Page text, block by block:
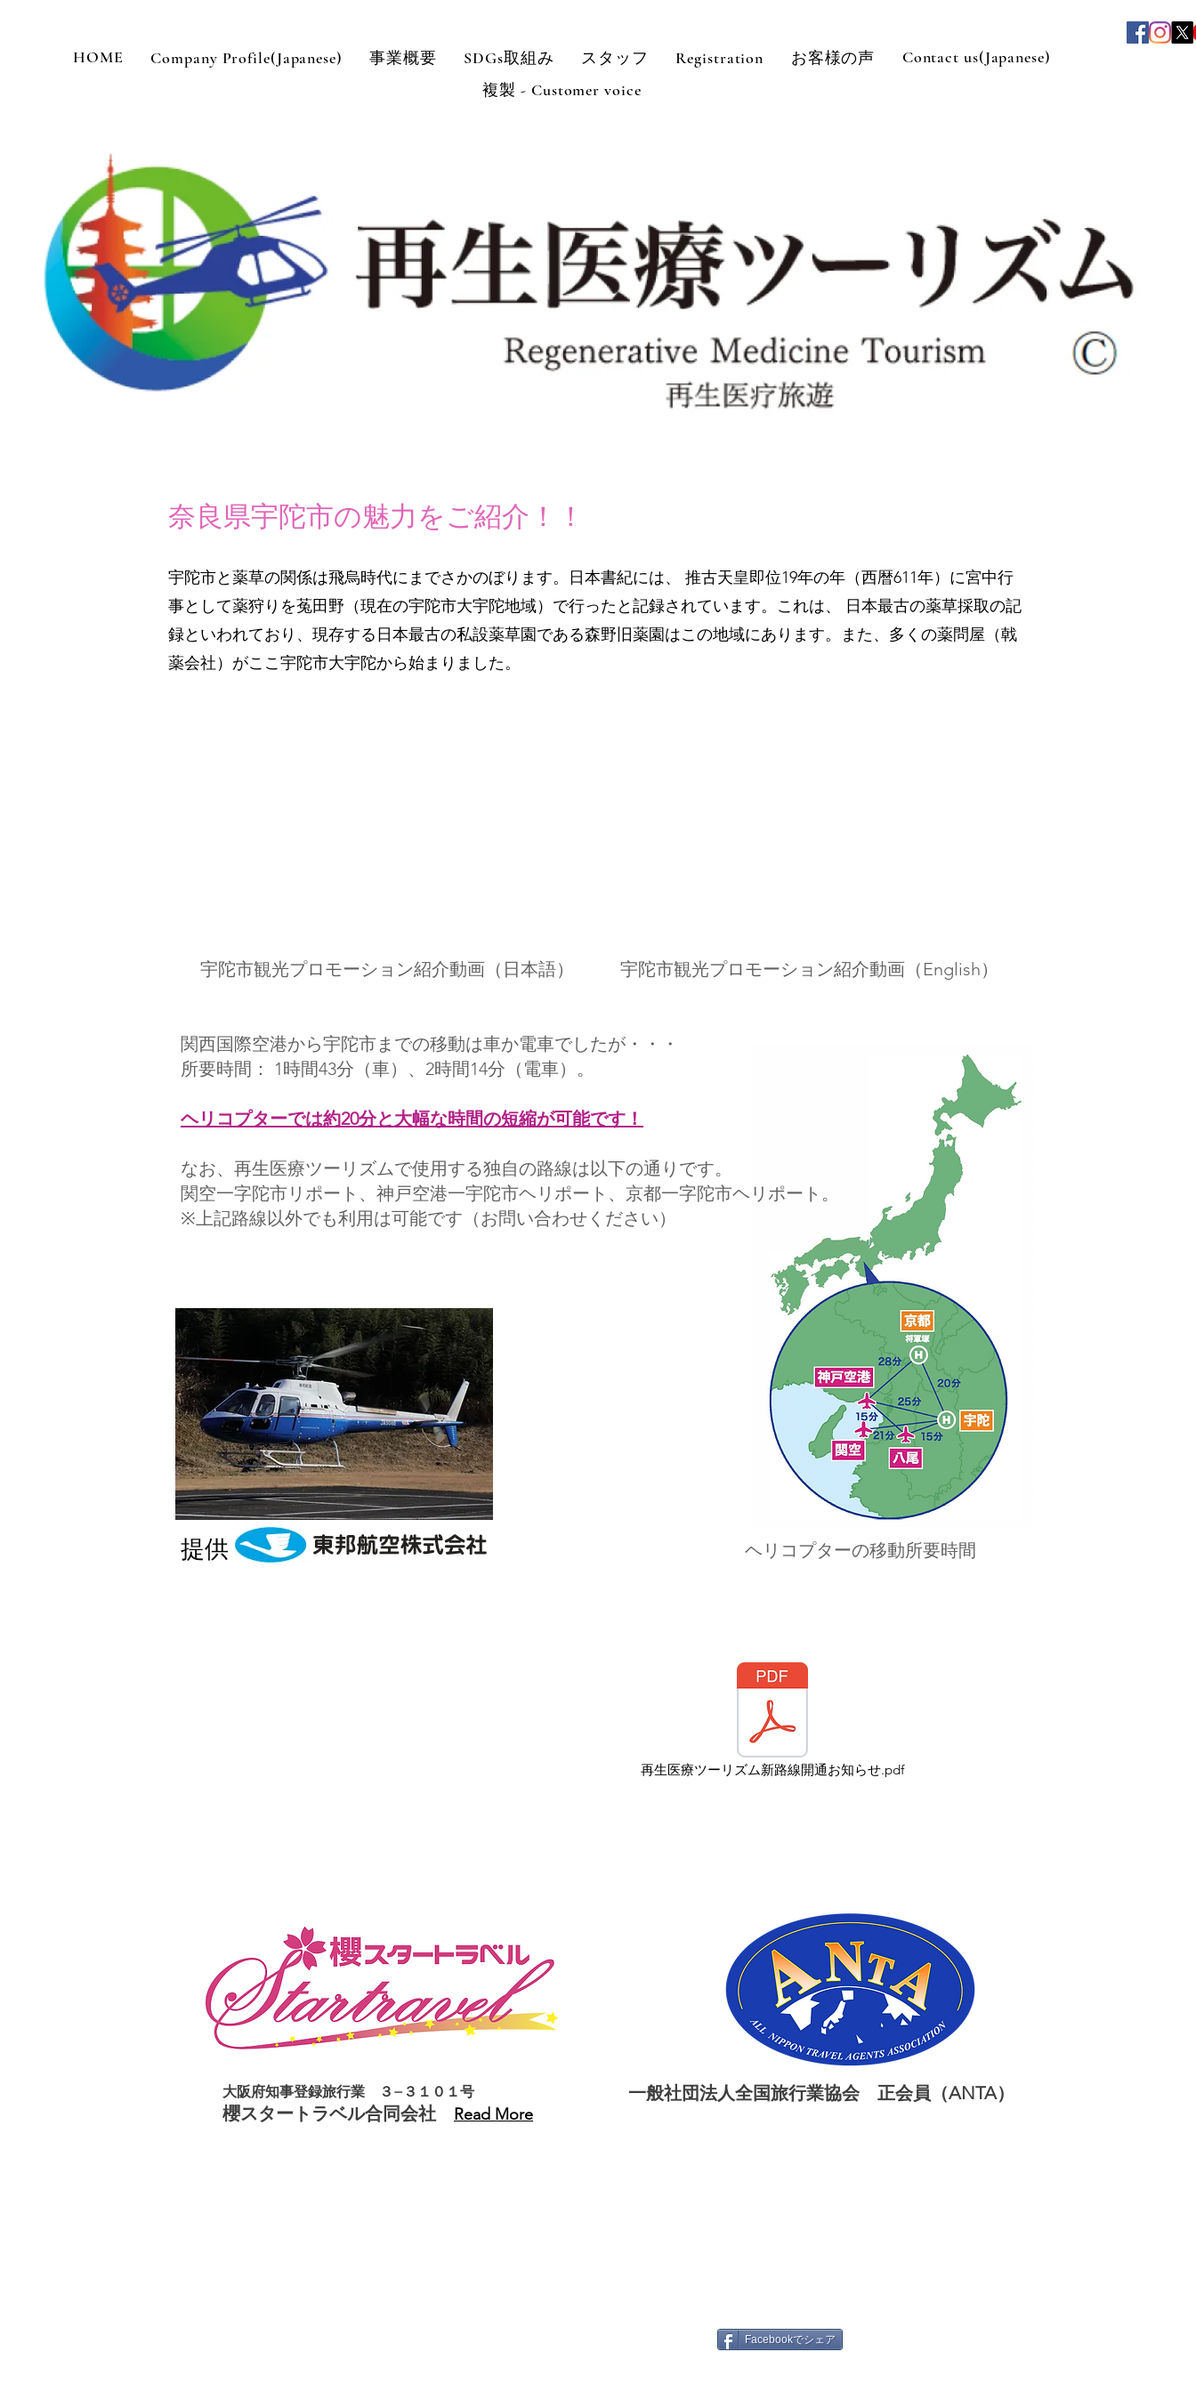
HOME Company Profile(Japanese) 事業概要 SDGs取組み スタッフ Registration お客様の声
Contact us(Japanese)
複製 - Customer voice
奈良県宇陀市の魅力をご紹介！！
宇陀市と薬草の関係は飛烏時代にまでさかのぼります。日本書紀には、 推古天皇即位19年の年（西暦611年）に宮中行
事として薬狩りを菟田野（現在の宇陀市大宇陀地域）で行ったと記録されています。これは、 日本最古の薬草採取の記
録といわれており、現存する日本最古の私設薬草園である森野旧薬園はこの地域にあります。また、多くの薬問屋（戟
薬会社）がここ宇陀市大宇陀から始まりました。
宇陀市観光プロモーション紹介動画（日本語） 宇陀市観光プロモーション紹介動画（English）
関西国際空港から宇陀市までの移動は車か電車でしたが・・・
所要時間： 1時間43分（車）、2時間14分（電車）。
ヘリコプターでは約20分と大幅な時間の短縮が可能です！
なお、再生医療ツーリズムで使用する独自の路線は以下の通りです。
関空一字陀市リポート、神戸空港一宇陀市ヘリポート、京都一字陀市ヘリポート。
※上記路線以外でも利用は可能です（お問い合わせください）
提供 ヘリコプターの移動所要時間
再生医療ツーリズム新路線開通お知らせ.pdf
大阪府知事登録旅行業 ３−３１０１号
櫻スタートラベル合同会社 Read More
一般社団法人全国旅行業協会 正会員（ANTA）
Facebookでシェア